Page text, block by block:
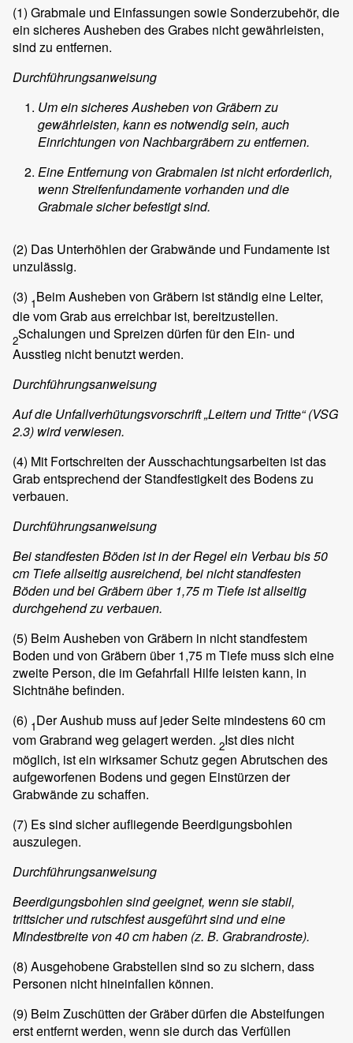
(1) Grabmale und Einfassungen sowie Sonderzubehör, die
ein sicheres Ausheben des Grabes nicht gewährleisten,
sind zu entfernen.
Durchführungsanweisung
Um ein sicheres Ausheben von Gräbern zu
gewährleisten, kann es notwendig sein, auch
Einrichtungen von Nachbargräbern zu entfernen.
Eine Entfernung von Grabmalen ist nicht erforderlich,
wenn Streifenfundamente vorhanden und die
Grabmale sicher befestigt sind.
(2) Das Unterhöhlen der Grabwände und Fundamente ist
unzulässig.
(3) 1Beim Ausheben von Gräbern ist ständig eine Leiter,
die vom Grab aus erreichbar ist, bereitzustellen.
2Schalungen und Spreizen dürfen für den Ein- und
Ausstieg nicht benutzt werden.
Durchführungsanweisung
Auf die Unfallverhütungsvorschrift „Leitern und Tritte“ (VSG
2.3) wird verwiesen.
(4) Mit Fortschreiten der Ausschachtungsarbeiten ist das
Grab entsprechend der Standfestigkeit des Bodens zu
verbauen.
Durchführungsanweisung
Bei standfesten Böden ist in der Regel ein Verbau bis 50
cm Tiefe allseitig ausreichend, bei nicht standfesten
Böden und bei Gräbern über 1,75 m Tiefe ist allseitig
durchgehend zu verbauen.
(5) Beim Ausheben von Gräbern in nicht standfestem
Boden und von Gräbern über 1,75 m Tiefe muss sich eine
zweite Person, die im Gefahrfall Hilfe leisten kann, in
Sichtnähe befinden.
(6) 1Der Aushub muss auf jeder Seite mindestens 60 cm
vom Grabrand weg gelagert werden. 2Ist dies nicht
möglich, ist ein wirksamer Schutz gegen Abrutschen des
aufgeworfenen Bodens und gegen Einstürzen der
Grabwände zu schaffen.
(7) Es sind sicher aufliegende Beerdigungsbohlen
auszulegen.
Durchführungsanweisung
Beerdigungsbohlen sind geeignet, wenn sie stabil,
trittsicher und rutschfest ausgeführt sind und eine
Mindestbreite von 40 cm haben (z. B. Grabrandroste).
(8) Ausgehobene Grabstellen sind so zu sichern, dass
Personen nicht hineinfallen können.
(9) Beim Zuschütten der Gräber dürfen die Absteifungen
erst entfernt werden, wenn sie durch das Verfüllen